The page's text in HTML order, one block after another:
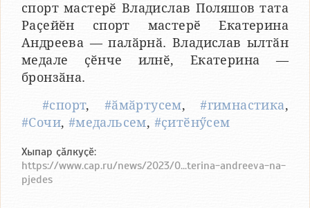
спорт мастерӗ Владислав Поляшов тата
Раҫейӗн спорт мастерӗ Екатерина
Андреева — палӑрнӑ. Владислав ылтӑн
медале ҫӗнче илнӗ, Екатерина —
бронзӑна.
#спорт, #ӑмӑртусем,#гимнастика,
#Сочи, #медальсем, #ҫитӗнӳсем
Хыпар ҫӑлкуҫӗ:
https://www.cap.ru/news/2023/0...terina-andreeva-na-
pjedes